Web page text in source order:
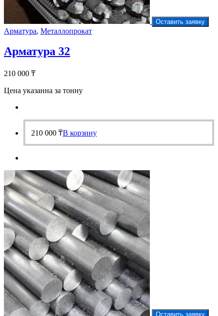
Оставить заявку
Арматура, Металлопрокат
Арматура 32
210 000 ₸
Цена указанна за тонну
210 000 ₸В корзину
Оставить заявку